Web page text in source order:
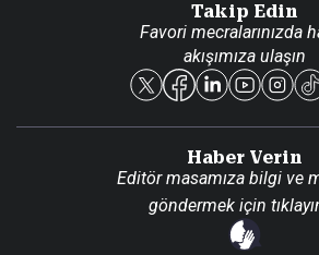
Reklam Ver
Takip Edin
Favori mecralarınızda
akışımıza ulaşın
Haber Verin
Editör masamıza bilgi ve
göndermek için